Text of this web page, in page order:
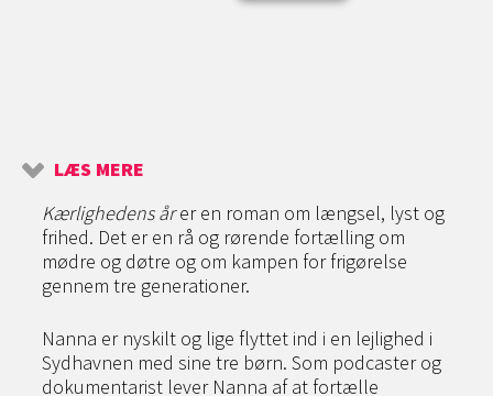
LÆS MERE
Kærlighedens årer en roman om længsel, lyst og
frihed. Det er en rå og rørende fortælling om
mødre og døtre og om kampen for frigørelse
gennem tre generationer.
Nanna er nyskilt og lige flyttet ind i en lejlighed i
Sydhavnen med sine tre børn. Som podcaster og
dokumentarist lever Nanna af at fortælle